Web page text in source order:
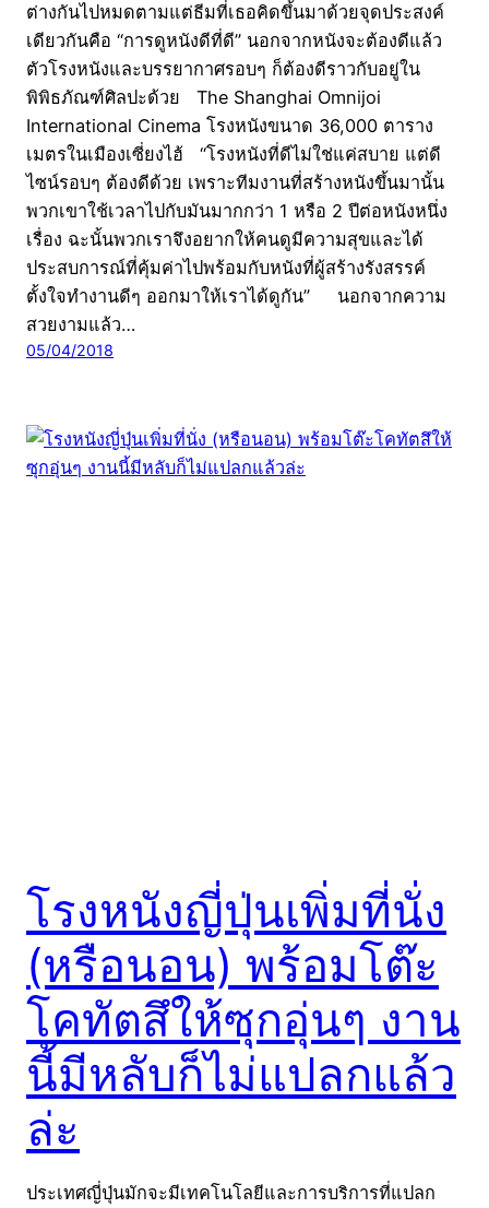
ต่างกันไปหมดตามแต่ธีมที่เธอคิดขึ้นมาด้วยจุดประสงค์
เดียวกันคือ “การดูหนังดีที่ดี” นอกจากหนังจะต้องดีแล้ว
ตัวโรงหนังและบรรยากาศรอบๆ ก็ต้องดีราวกับอยู่ใน
พิพิธภัณฑ์ศิลปะด้วย The Shanghai Omnijoi
International Cinema โรงหนังขนาด 36,000 ตาราง
เมตรในเมืองเซี่ยงไฮ้ “โรงหนังที่ดีไม่ใช่แค่สบาย แต่ดี
ไซน์รอบๆ ต้องดีด้วย เพราะทีมงานที่สร้างหนังขึ้นมานั้น
พวกเขาใช้เวลาไปกับมันมากกว่า 1 หรือ 2 ปีต่อหนังหนึ่ง
เรื่อง ฉะนั้นพวกเราจึงอยากให้คนดูมีความสุขและได้
ประสบการณ์ที่คุ้มค่าไปพร้อมกับหนังที่ผู้สร้างรังสรรค์
ตั้งใจทำงานดีๆ ออกมาให้เราได้ดูกัน” นอกจากความ
สวยงามแล้ว…
05/04/2018
โรงหนังญี่ปุ่นเพิ่มที่นั่ง
(หรือนอน) พร้อมโต๊ะ
โคทัตสึให้ซุกอุ่นๆ งาน
นี้มีหลับก็ไม่แปลกแล้ว
ล่ะ
ประเทศญี่ปุ่นมักจะมีเทคโนโลยีและการบริการที่แปลก